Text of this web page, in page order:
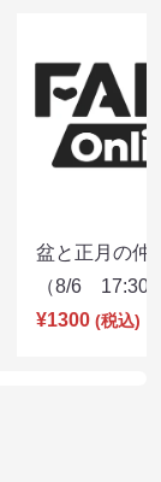
盆と正月の仲
（8/6 17:30
¥1300 (税込)